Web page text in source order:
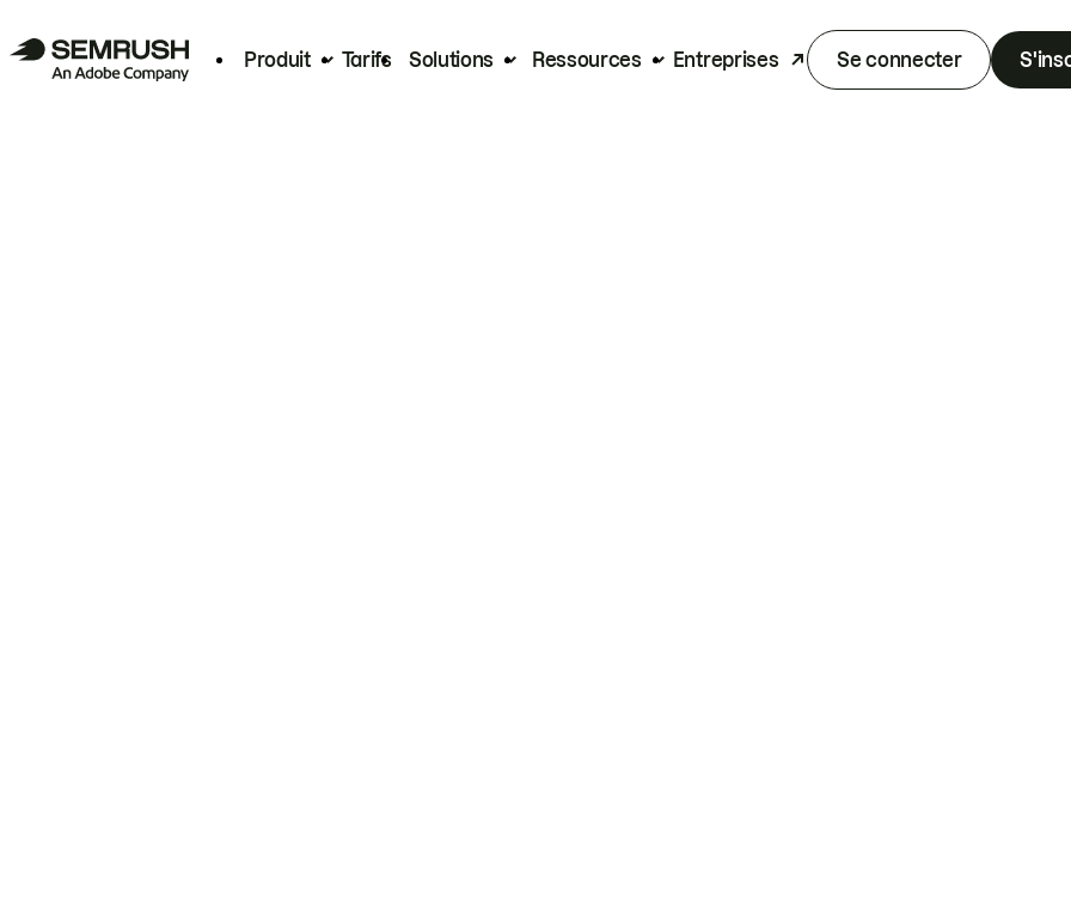
Produit Tarifs Solutions Ressources Entreprises Se connecter